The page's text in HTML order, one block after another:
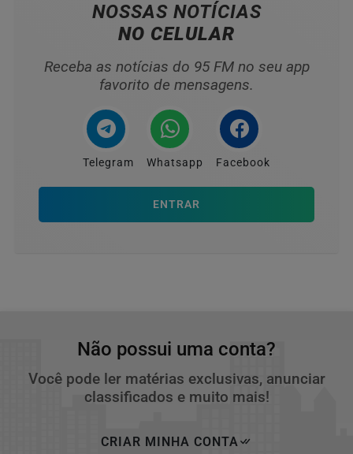
NOSSAS NOTÍCIAS
NO CELULAR
Receba as notícias do 95 FM no seu app
favorito de mensagens.
Telegram Whatsapp Facebook
ENTRAR
Não possui uma conta?
Você pode ler matérias exclusivas, anunciar
classificados e muito mais!
CRIAR MINHA CONTA